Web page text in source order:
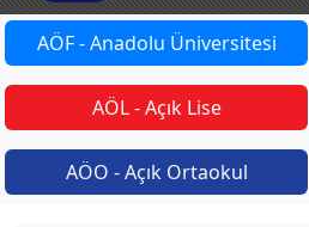
AÖF - Anadolu Üniversitesi
AÖL - Açık Lise
AÖO - Açık Ortaokul